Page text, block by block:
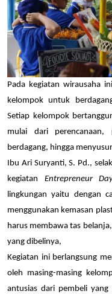
Pada kegiatan wirausaha
kelompok untuk
Setiap kelompok
mulai dari perencanaan,
berdagang, hingga
Ibu Ari Suryanti, S. Pd.,
kegiatan Entrepreneur
lingkungan yaitu dengan
menggunakan kemasan
harus membawa tas
yang dibelinya,
Kegiatan ini berlangsung
oleh masing-masing
antusias dari pembeli